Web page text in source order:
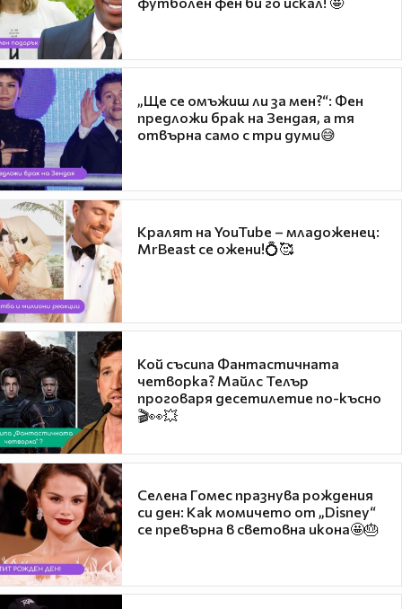
„Ще се омъжиш ли за мен?“: Фен
предложи брак на Зендая, а тя
отвърна само с три думи😅
Кралят на YouTube – младоженец:
MrBeast се ожени!💍🥰
Кой съсипа Фантастичната
четворка? Майлс Телър
проговаря десетилетие по-късно
🎬👀💥
Селена Гомес празнува рождения
си ден: Как момичето от „Disney“
се превърна в световна икона🤩🎂